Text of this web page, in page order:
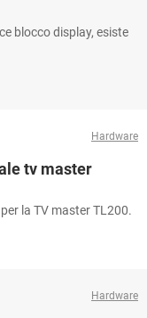
blocco display, esiste
Hardware
tv master
la TV master TL200.
Hardware